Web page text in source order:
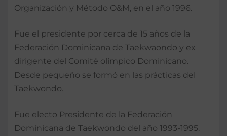
Organización y Método O&M, en el año 1996.
Fue el presidente por cerca de 15 años de la
Federación Dominicana de Taekwaondo y ex
dirigente del Comité olímpico Dominicano.
Desde pequeño se formó en las prácticas del
Taekwondo.
Fue electo Presidente de la Federación
Dominicana de Taekwondo del año 1993-1995.